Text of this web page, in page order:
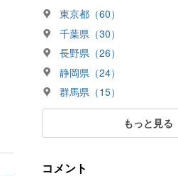
東京都（60）
千葉県（30）
長野県（26）
静岡県（24）
群馬県（15）
もっと見る
コメント